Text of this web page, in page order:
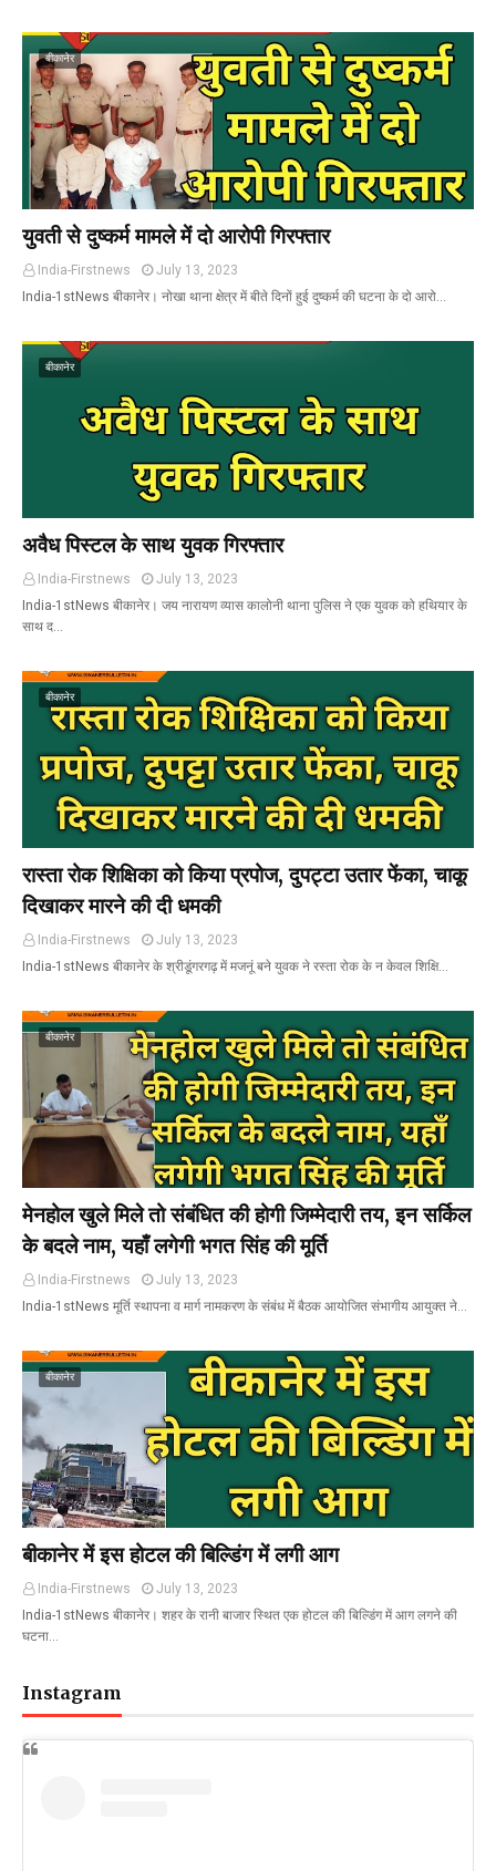
बीकानेर
युवती से दुष्कर्म मामले में दो आरोपी गिरफ्तार
India-Firstnews
July 13, 2023
India-1stNews बीकानेर। नोखा थाना क्षेत्र में बीते दिनों हुई दुष्कर्म की घटना के दो आरो…
बीकानेर
अवैध पिस्टल के साथ युवक गिरफ्तार
India-Firstnews
July 13, 2023
India-1stNews बीकानेर। जय नारायण व्यास कालोनी थाना पुलिस ने एक युवक को हथियार के
साथ द…
बीकानेर
रास्ता रोक शिक्षिका को किया प्रपोज, दुपट्टा उतार फेंका, चाकू
दिखाकर मारने की दी धमकी
India-Firstnews
July 13, 2023
India-1stNews बीकानेर के श्रीडूंगरगढ़ में मजनूं बने युवक ने रस्ता रोक के न केवल शिक्षि…
बीकानेर
मेनहोल खुले मिले तो संबंधित की होगी जिम्मेदारी तय, इन सर्किल
के बदले नाम, यहाँ लगेगी भगत सिंह की मूर्ति
India-Firstnews
July 13, 2023
India-1stNews मूर्ति स्थापना व मार्ग नामकरण के संबंध में बैठक आयोजित संभागीय आयुक्त ने…
बीकानेर
बीकानेर में इस होटल की बिल्डिंग में लगी आग
India-Firstnews
July 13, 2023
India-1stNews बीकानेर। शहर के रानी बाजार स्थित एक होटल की बिल्डिंग में आग लगने की
घटना…
Instagram